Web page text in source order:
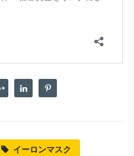
イーロンマスク